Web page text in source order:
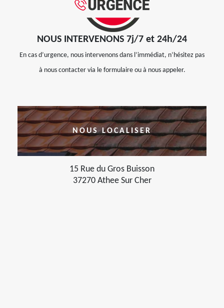
NOUS INTERVENONS 7j/7 et 24h/24
En cas d’urgence, nous intervenons dans l’immédiat, n’hésitez pas
à nous contacter via le formulaire ou à nous appeler.
NOUS LOCALISER
15 Rue du Gros Buisson
37270 Athee Sur Cher